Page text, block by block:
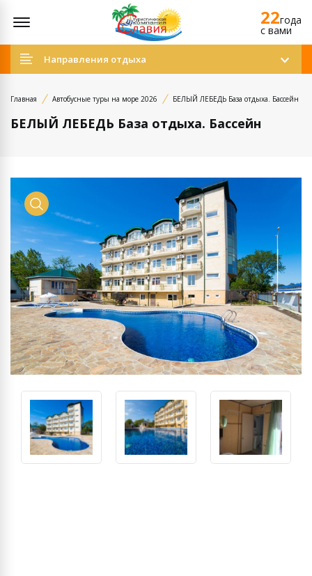
22года
c вами
Направления отдыха
Главная Автобусные туры на море 2026 БЕЛЫЙ ЛЕБЕДЬ База отдыха. Бассейн
БЕЛЫЙ ЛЕБЕДЬ База отдыха. Бассейн
Просмотр